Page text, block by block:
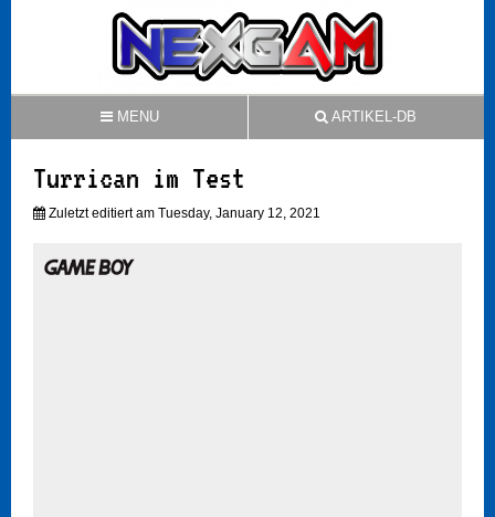
MENU ARTIKEL-DB
Turrican im Test
Zuletzt editiert am Tuesday, January 12, 2021